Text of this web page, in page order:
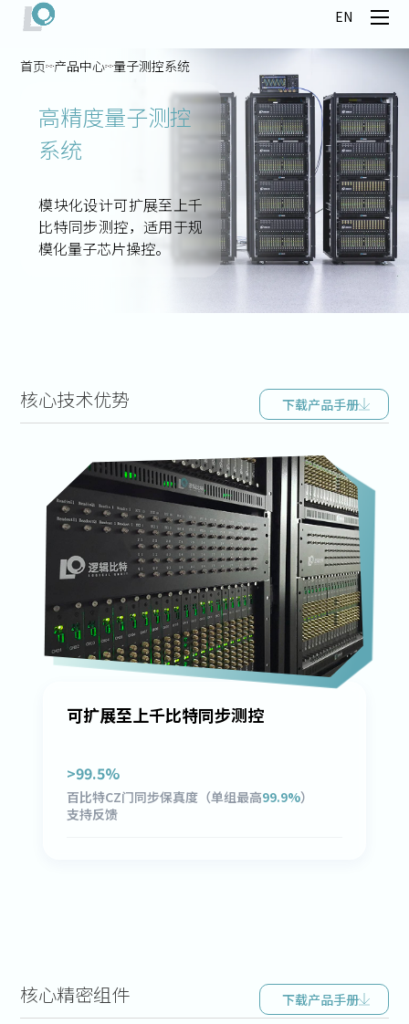
EN
首页 产品中心 量子测控系统
高精度量子测控
系统
模块化设计可扩展至上千
比特同步测控，适用于规
模化量子芯片操控。
核心技术优势 下载产品手册
可扩展至上千比特同步测控
>99.5%
百比特CZ门同步保真度（单组最高99.9%）
支持反馈
核心精密组件 下载产品手册